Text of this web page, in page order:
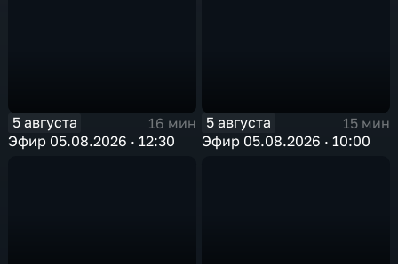
5 августа
16 мин
Эфир 05.08.2026 · 12:30
5 августа
15 мин
Эфир 05.08.2026 · 10:00